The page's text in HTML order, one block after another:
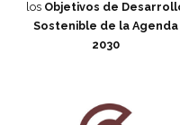
los Objetivos de
Sostenible de la Agenda
2030